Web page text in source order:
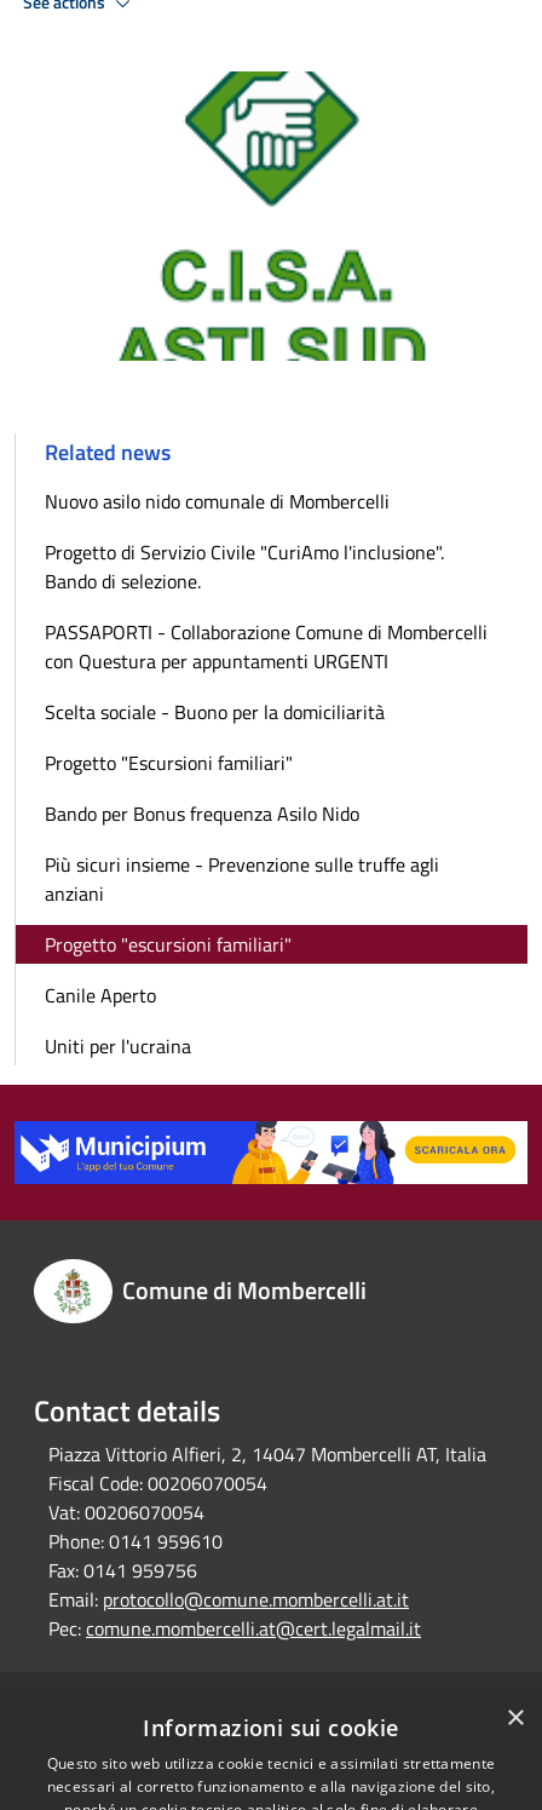
Related news
Nuovo asilo nido comunale di Mombercelli
Progetto di Servizio Civile "CuriAmo l'inclusione".
Bando di selezione.
PASSAPORTI - Collaborazione Comune di Mombercelli
con Questura per appuntamenti URGENTI
Scelta sociale - Buono per la domiciliarità
Progetto "Escursioni familiari"
Bando per Bonus frequenza Asilo Nido
Più sicuri insieme - Prevenzione sulle truffe agli
anziani
Progetto "escursioni familiari"
Canile Aperto
Uniti per l'ucraina
Comune di Mombercelli
Contact details
Piazza Vittorio Alfieri, 2, 14047 Mombercelli AT, Italia
Fiscal Code:00206070054
Vat:00206070054
Phone:0141 959610
Fax:0141 959756
Email: protocollo@comune.mombercelli.at.it
Pec:comune.mombercelli.at@cert.legalmail.it
Privacy
Cookie
Comune convenzionato
Astigov
Progetto|Convenzione
×
Informazioni sui cookie
Questo sito web utilizza cookie tecnici e assimilati strettamente
necessari al corretto funzionamento e alla navigazione del sito,